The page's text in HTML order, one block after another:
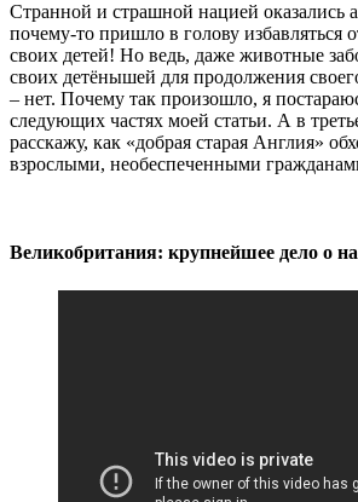
Странной и страшной нацией оказались
почему-то пришло в голову избавляться
своих детей! Но ведь, даже животные
своих детёнышей для продолжения
– нет. Почему так произошло, я
следующих частях моей статьи. А в
расскажу, как «добрая старая Англия»
взрослыми, необеспеченными
Великобритания: крупнейшее дело о